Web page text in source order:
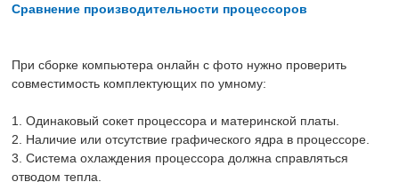
Сравнение производительности процессоров
При сборке компьютера онлайн с фото нужно проверить
совместимость комплектующих по умному:
1. Одинаковый сокет процессора и материнской платы.
2. Наличие или отсутствие графического ядра в процессоре.
3. Система охлаждения процессора должна справляться
отводом тепла.